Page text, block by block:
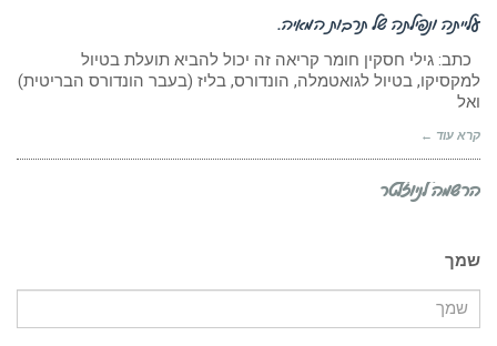
עלייתה ונפילתה של תרבות המאיה.
כתב: גילי חסקין חומר קריאה זה יכול להביא תועלת בטיול
למקסיקו, בטיול לגואטמלה, הונדורס, בליז (בעבר הונדורס הבריטית)
ואל
קרא עוד ←
הרשמה לניוזלטר
שמך